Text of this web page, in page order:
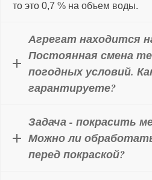
то это 0,7 % на объем воды.
Агрегат находится
Постоянная смена
погодных условий.
гарантируете?
Задача - покрасить
Можно ли
перед покраской?